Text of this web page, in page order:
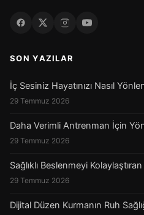
SON YAZILAR
İç Sesiniz Hayatınızı Nasıl
29 Temmuz 2026
Daha Verimli Antrenman İçin
29 Temmuz 2026
Sağlıklı Beslenmeyi
29 Temmuz 2026
Dijital Düzen Kurmanın Ruh